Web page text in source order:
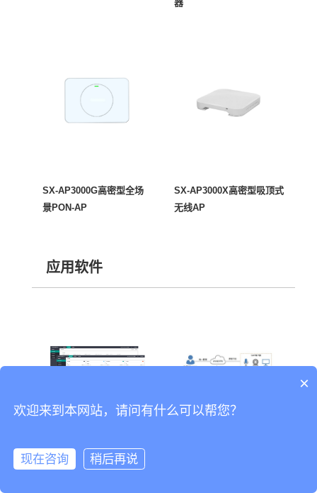
器
SX-AP3000G高密型全场
景PON-AP
SX-AP3000X高密型吸顶式
无线AP
应用软件
REC6400-SER智能录音管
×
欢迎来到本网站，请问有什么可以帮您？
现在咨询 稍后再说